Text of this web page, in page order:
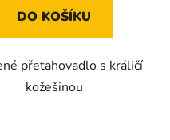
DO KOŠÍKU
přetahovadlo s králičí
kožešinou